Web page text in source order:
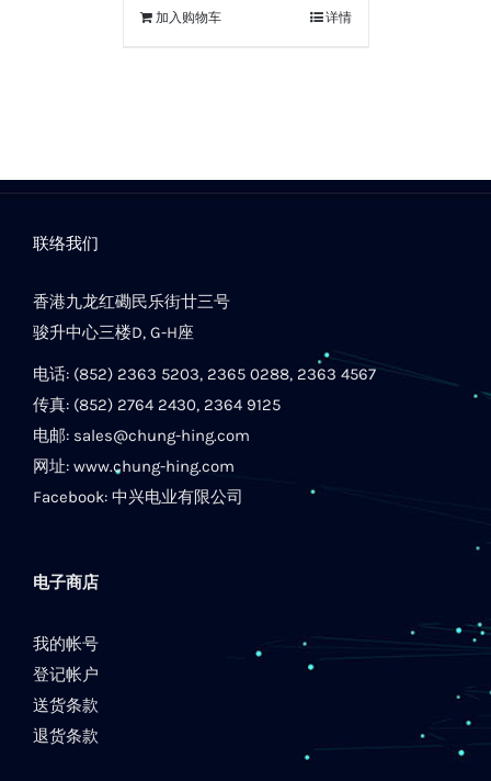
加入购物车 详情
联络我们
香港九龙红磡民乐街廿三号
骏升中心三楼D, G-H座
电话: (852) 2363 5203, 2365 0288, 2363 4567
传真: (852) 2764 2430, 2364 9125
电邮: sales@chung-hing.com
网址: www.chung-hing.com
Facebook: 中兴电业有限公司
电子商店
我的帐号
登记帐户
送货条款
退货条款